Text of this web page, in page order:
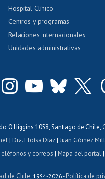
Tarjeta TUI
Hospital Clínico
Centros y programas
Relaciones internacionales
Unidades administrativas
O'Higgins 1058, Santiago de Chile,
| Dra. Eloísa Díaz| Juan Gómez
y correos |Mapa del portal|
de Chile , 1994-2026 -Política de